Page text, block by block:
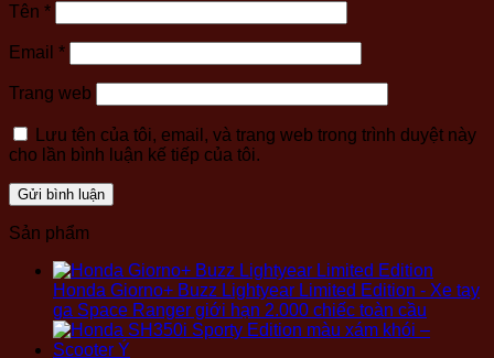
Tên *
Email *
Trang web
Lưu tên của tôi, email, và trang web trong trình duyệt này
cho lần bình luận kế tiếp của tôi.
Sản phẩm
Honda Giorno+ Buzz Lightyear Limited Edition - Xe tay
ga Space Ranger giới hạn 2.000 chiếc toàn cầu